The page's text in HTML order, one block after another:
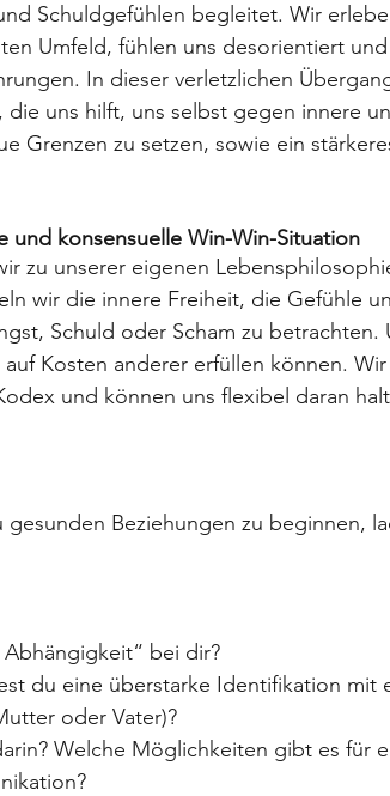
Schuldgefühlen begleitet. Wir
Umfeld, fühlen uns desorientiert
In dieser verletzlichen
die uns hilft, uns selbst gegen innere
Grenzen zu setzen, sowie ein
und konsensuelle Win-Win-Situation
zu unserer eigenen
wir die innere Freiheit, die Gefühle
Schuld oder Scham zu betrachten.
Kosten anderer erfüllen können.
und können uns flexibel daran
gesunden Beziehungen zu beginnen,
bei dir?
du eine überstarke Identifikation mit
oder Vater)?
Welche Möglichkeiten gibt es für